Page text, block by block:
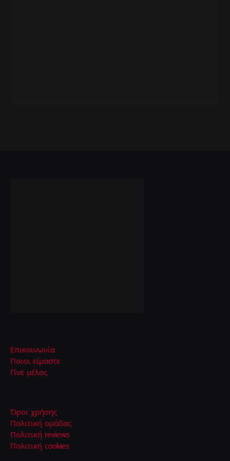
Επικοινωνία
Ποιοι είμαστε
Γίνε μέλος
Όροι χρήσης
Πολιτική ομάδας
Πολιτική reviews
Πολιτική cookies